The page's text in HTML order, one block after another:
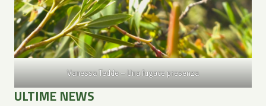
Vanessa Tedde – Una fugace presenza
ULTIME NEWS